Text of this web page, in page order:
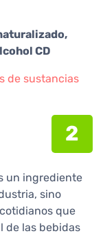
CD
de sustancias
2
un ingrediente
sino
que
de las bebidas